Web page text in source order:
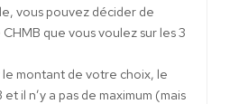
vous pouvez décider de
que vous voulez sur les 3
montant de votre choix, le
et il n’y a pas de maximum (mais